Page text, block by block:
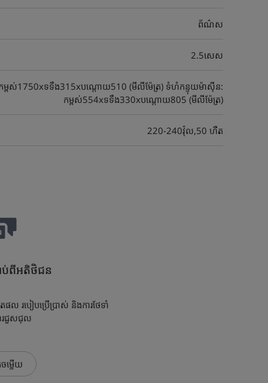
ព័ណ៌ស
2.5សេស
ពស់1750xទទឹង315xបណ្តោយ510 (មីលីម៉ែត្រ) ទំហំកន្ទុយម៉ាស៊ីន:
កម្ពស់554xទទឹង330xបណ្តោយ805 (មីលីម៉ែត្រ)
220-240វ៉ុល,50 ហឺត
ពីអតិថិជន
ល របៀបប្រើប្រាស់ និងការថែទាំ
រជួសជុល
ម្លើយ